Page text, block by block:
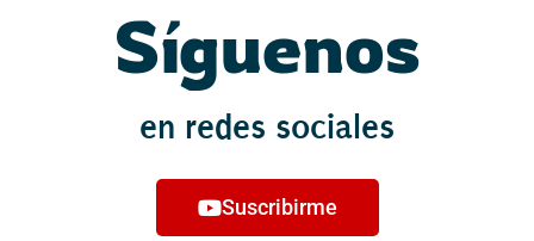
Síguenos
en redes sociales
Suscribirme